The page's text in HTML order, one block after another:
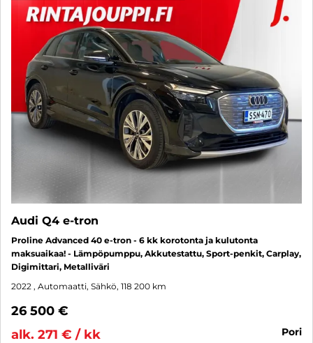
Audi Q4 e-tron
Proline Advanced 40 e-tron - 6 kk korotonta ja kulutonta
maksuaikaa! - Lämpöpumppu, Akkutestattu, Sport-penkit, Carplay,
Digimittari, Metalliväri
2022 , Automaatti, Sähkö, 118 200 km
26 500 €
alk. 271 € / kk
pori